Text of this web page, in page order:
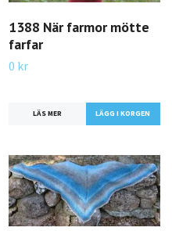
1388 När farmor mötte
farfar
0 kr
LÄS MER